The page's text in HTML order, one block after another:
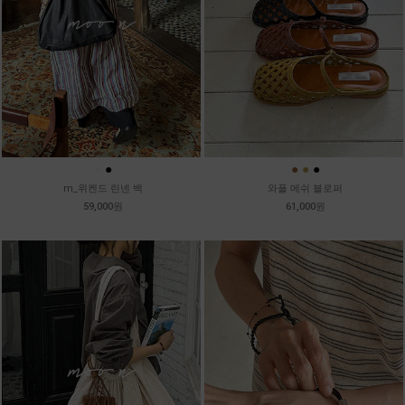
●
m_위켄드 린넨 백
59,000원
● ● ●
와플 메쉬 블로퍼
61,000원